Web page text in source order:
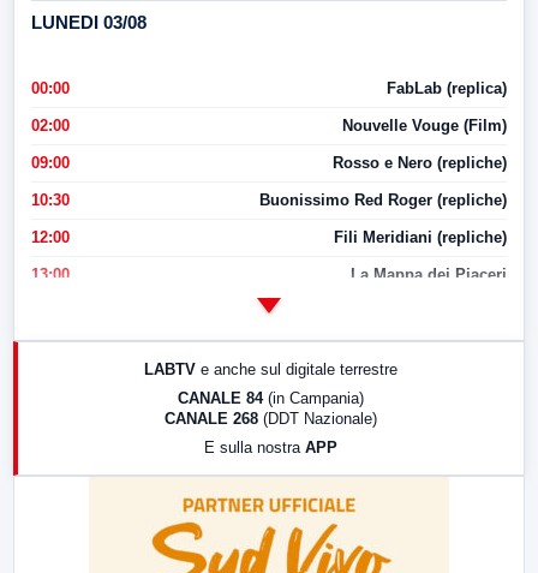
LUNEDI 03/08
00:00 FabLab (replica)
02:00 Nouvelle Vouge (Film)
09:00 Rosso e Nero (repliche)
10:30 Buonissimo Red Roger (repliche)
12:00 Fili Meridiani (repliche)
13:00 La Mappa dei Piaceri
LABTV e anche sul digitale terrestre
CANALE 84 (in Campania)
CANALE 268 (DDT Nazionale)
E sulla nostra APP